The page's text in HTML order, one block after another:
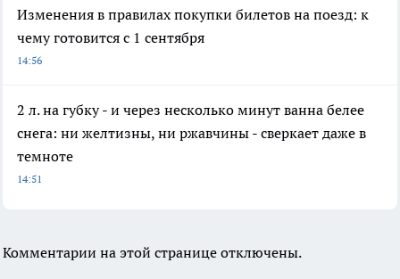
Изменения в правилах покупки билетов на поезд: к
чему готовится с 1 сентября
14:56
2 л. на губку - и через несколько минут ванна белее
снега: ни желтизны, ни ржавчины - сверкает даже в
темноте
14:51
Комментарии на этой странице отключены.